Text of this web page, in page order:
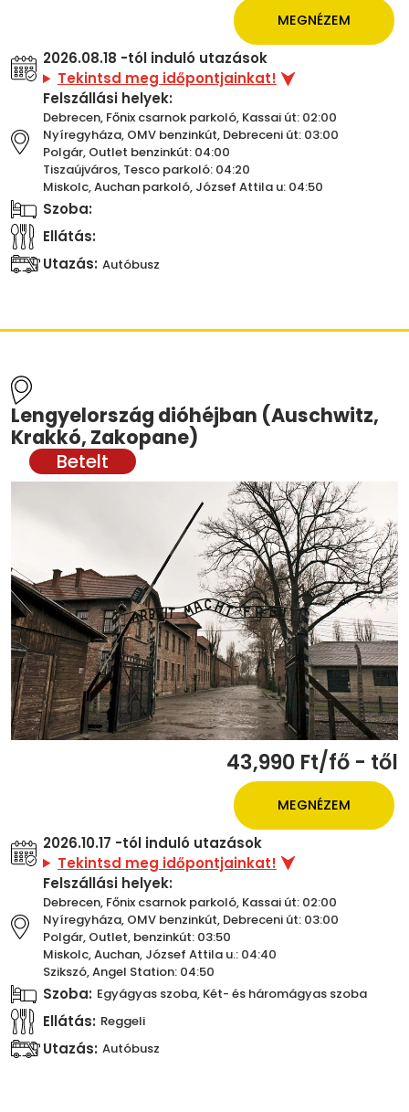
MEGNÉZEM
2026.08.18 -tól induló utazások
Tekintsd meg időpontjainkat!
Felszállási helyek:
Debrecen, Főnix csarnok parkoló, Kassai út: 02:00
Nyíregyháza, OMV benzinkút, Debreceni út: 03:00
Polgár, Outlet benzinkút: 04:00
Tiszaújváros, Tesco parkoló: 04:20
Miskolc, Auchan parkoló, József Attila u: 04:50
Szoba:
Ellátás:
Utazás: Autóbusz
Lengyelország dióhéjban (Auschwitz,
Krakkó, Zakopane)
43,990 Ft/fő - től
MEGNÉZEM
2026.10.17 -tól induló utazások
Tekintsd meg időpontjainkat!
Felszállási helyek:
Debrecen, Főnix csarnok parkoló, Kassai út: 02:00
Nyíregyháza, OMV benzinkút, Debreceni út: 03:00
Polgár, Outlet, benzinkút: 03:50
Miskolc, Auchan, József Attila u.: 04:40
Szikszó, Angel Station: 04:50
Szoba: Egyágyas szoba, Két- és háromágyas szoba
Ellátás: Reggeli
Utazás: Autóbusz